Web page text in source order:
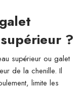
?
supérieur ou galet
de la chenille. Il
limite les